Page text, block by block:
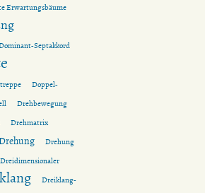
Erwartungsbäume
Septakkord
Doppel-
Drehbewegung
Drehmatrix
Drehung
Dreidimensionaler
Dreiklang-